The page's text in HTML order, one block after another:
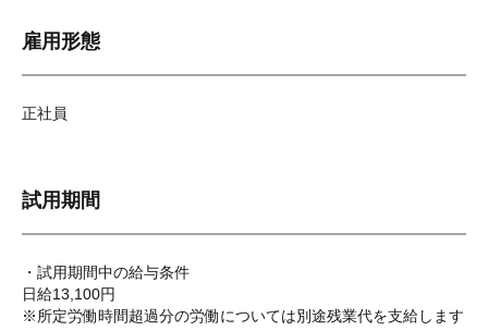
雇用形態
正社員
試用期間
・試用期間中の給与条件
日給13,100円
※所定労働時間超過分の労働については別途残業代を支給します